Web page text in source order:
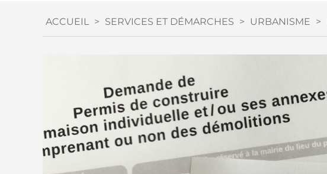
ACCUEIL > SERVICES ET DÉMARCHES > URBANISME >